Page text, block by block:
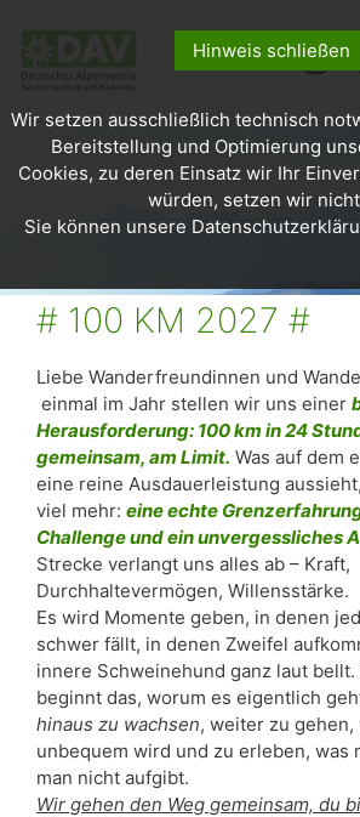
# 100 KM 2027 #
Liebe Wanderfreundinnen und
einmal im Jahr stellen wir uns einer
Herausforderung: 100 km in 24
gemeinsam, am Limit. Was auf dem
eine reine Ausdauerleistung
viel mehr: eine echte
Challenge und ein unvergessliches
Strecke verlangt uns alles ab – Kraft,
Durchhaltevermögen, Willensstärke.
Es wird Momente geben, in denen
schwer fällt, in denen Zweifel
innere Schweinehund ganz laut
beginnt das, worum es eigentlich
hinaus zu wachsen, weiter zu gehen,
unbequem wird und zu erleben, was
man nicht aufgibt.
Wir gehen den Weg gemeinsam, du
Hinweis schließen
Wir setzen ausschließlich technisch
Bereitstellung und Optimierung
Cookies, zu deren Einsatz wir Ihr
würden, setzen wir
Sie können unsere